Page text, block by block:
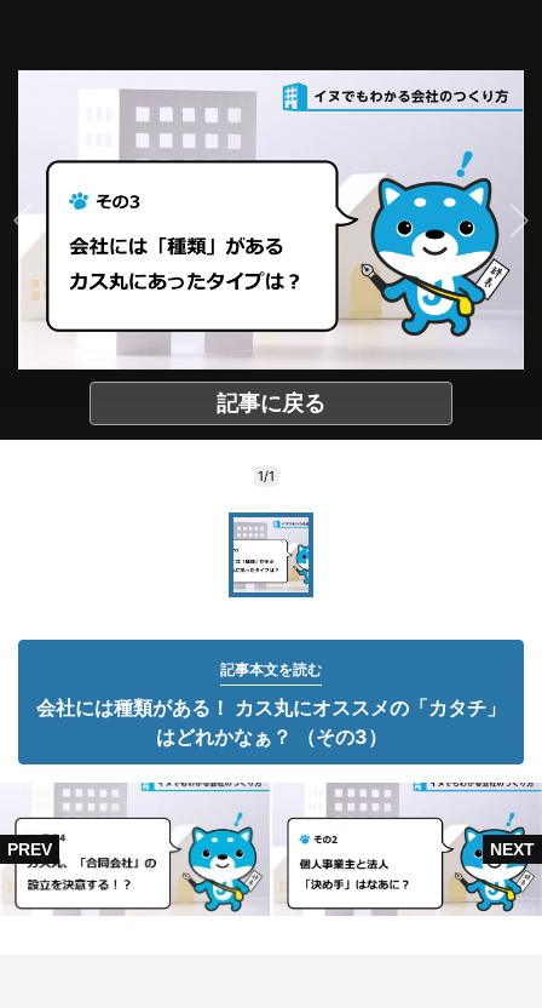
記事に戻る
1/1
記事本文を読む
会社には種類がある！ カス丸にオススメの「カタチ」
はどれかなぁ？ （その3）